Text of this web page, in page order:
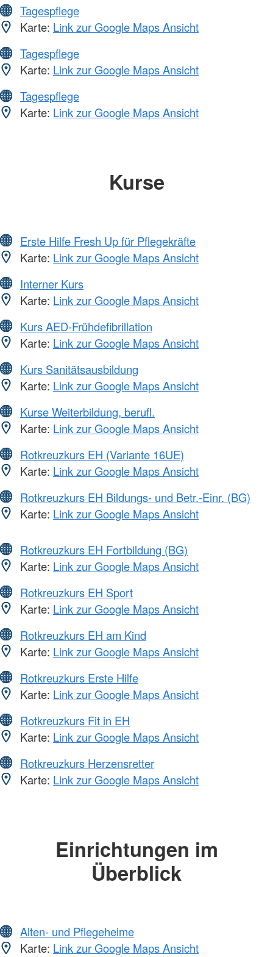
Tagespflege
Karte: Link zur Google Maps Ansicht
Tagespflege
Karte: Link zur Google Maps Ansicht
Tagespflege
Karte: Link zur Google Maps Ansicht
Kurse
Erste Hilfe Fresh Up für Pflegekräfte
Karte: Link zur Google Maps Ansicht
Interner Kurs
Karte: Link zur Google Maps Ansicht
Kurs AED-Frühdefibrillation
Karte: Link zur Google Maps Ansicht
Kurs Sanitätsausbildung
Karte: Link zur Google Maps Ansicht
Kurse Weiterbildung, berufl.
Karte: Link zur Google Maps Ansicht
Rotkreuzkurs EH (Variante 16UE)
Karte: Link zur Google Maps Ansicht
Rotkreuzkurs EH Bildungs- und Betr.-Einr. (BG)
Karte: Link zur Google Maps Ansicht
Rotkreuzkurs EH Fortbildung (BG)
Karte: Link zur Google Maps Ansicht
Rotkreuzkurs EH Sport
Karte: Link zur Google Maps Ansicht
Rotkreuzkurs EH am Kind
Karte: Link zur Google Maps Ansicht
Rotkreuzkurs Erste Hilfe
Karte: Link zur Google Maps Ansicht
Rotkreuzkurs Fit in EH
Karte: Link zur Google Maps Ansicht
Rotkreuzkurs Herzensretter
Karte: Link zur Google Maps Ansicht
Einrichtungen im
Überblick
Alten- und Pflegeheime
Karte: Link zur Google Maps Ansicht